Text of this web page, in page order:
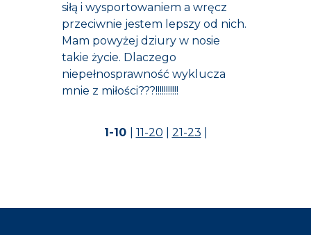
siłą i wysportowaniem a wręcz
przeciwnie jestem lepszy od nich.
Mam powyżej dziury w nosie
takie życie. Dlaczego
niepełnosprawność wyklucza
mnie z miłości???!!!!!!!!!!!
1-10 11-20 21-23